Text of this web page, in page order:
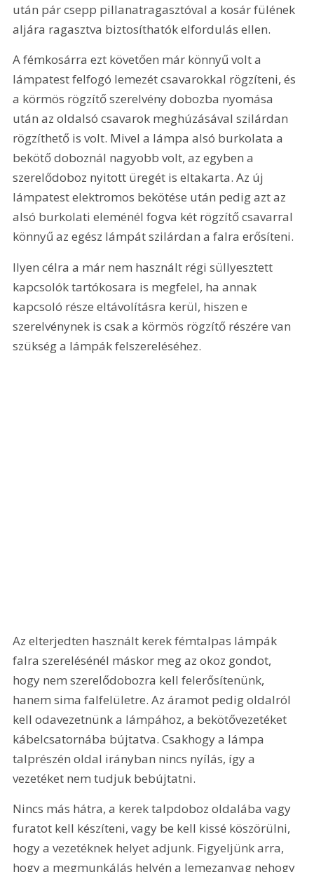
után pár csepp pillanatragasztóval a kosár fülének
aljára ragasztva biztosíthatók elfordulás ellen.
A fémkosárra ezt követően már könnyű volt a
lámpatest felfogó lemezét csavarokkal rögzíteni, és
a körmös rögzítő szerelvény dobozba nyomása
után az oldalsó csavarok meghúzásával szilárdan
rögzíthető is volt. Mivel a lámpa alsó burkolata a
bekötő doboznál nagyobb volt, az egyben a
szerelődoboz nyitott üregét is eltakarta. Az új
lámpatest elektromos bekötése után pedig azt az
alsó burkolati eleménél fogva két rögzítő csavarral
könnyű az egész lámpát szilárdan a falra erősíteni.
Ilyen célra a már nem használt régi süllyesztett
kapcsolók tartókosara is megfelel, ha annak
kapcsoló része eltávolításra kerül, hiszen e
szerelvénynek is csak a körmös rögzítő részére van
szükség a lámpák felszereléséhez.
Az elterjedten használt kerek fémtalpas lámpák
falra szerelésénél máskor meg az okoz gondot,
hogy nem szerelődobozra kell felerősítenünk,
hanem sima falfelületre. Az áramot pedig oldalról
kell odavezetnünk a lámpához, a bekötővezetéket
kábelcsatornába bújtatva. Csakhogy a lámpa
talprészén oldal irányban nincs nyílás, így a
vezetéket nem tudjuk bebújtatni.
Nincs más hátra, a kerek talpdoboz oldalába vagy
furatot kell készíteni, vagy be kell kissé köszörülni,
hogy a vezetéknek helyet adjunk. Figyeljünk arra,
hogy a megmunkálás helyén a lemezanyag nehogy